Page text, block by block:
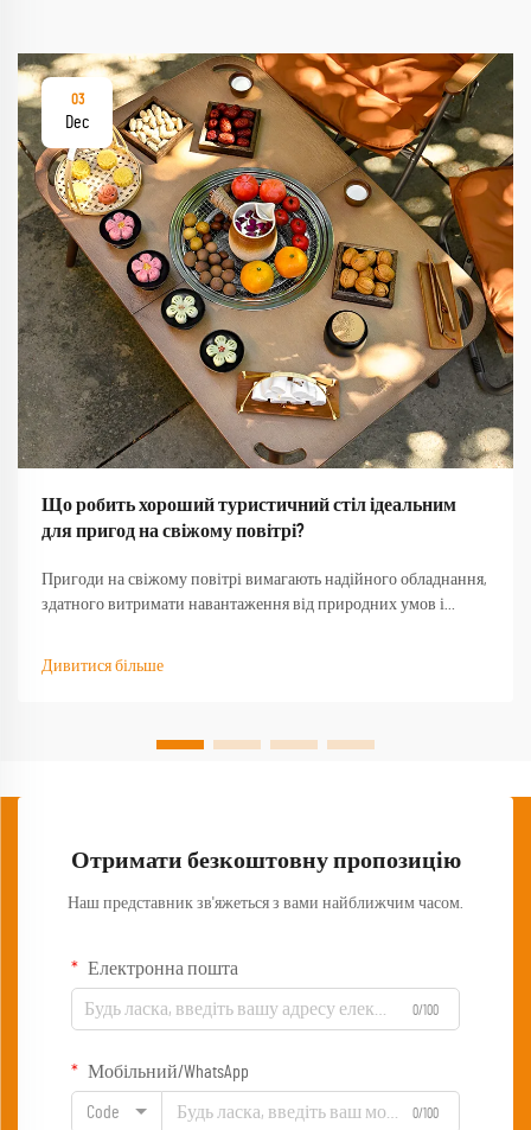
03
Dec
Що робить хороший туристичний стіл ідеальним
для пригод на свіжому повітрі?
Пригоди на свіжому повітрі вимагають надійного обладнання,
здатного витримати навантаження від природних умов і
успішного досвіду на природі, перетворюючи базовий
Дивитися більше
Отримати безкоштовну пропозицію
Наш представник зв'яжеться з вами найближчим часом.
Електронна пошта
0/100
Мобільний/WhatsApp
Code 0/100